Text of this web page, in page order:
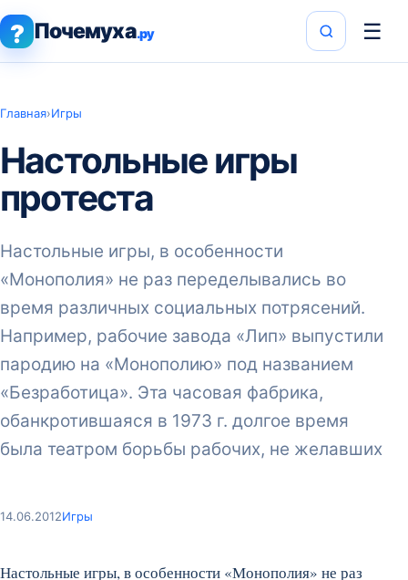
? Почемуха.ру ☰
Главная›Игры
Настольные игры
протеста
Настольные игры, в особенности
«Монополия» не раз переделывались во
время различных социальных потрясений.
Например, рабочие завода «Лип» выпустили
пародию на «Монополию» под названием
«Безработица». Эта часовая фабрика,
обанкротившаяся в 1973 г. долгое время
была театром борьбы рабочих, не желавших
14.06.2012Игры
Настольные игры, в особенности «Монополия» не раз